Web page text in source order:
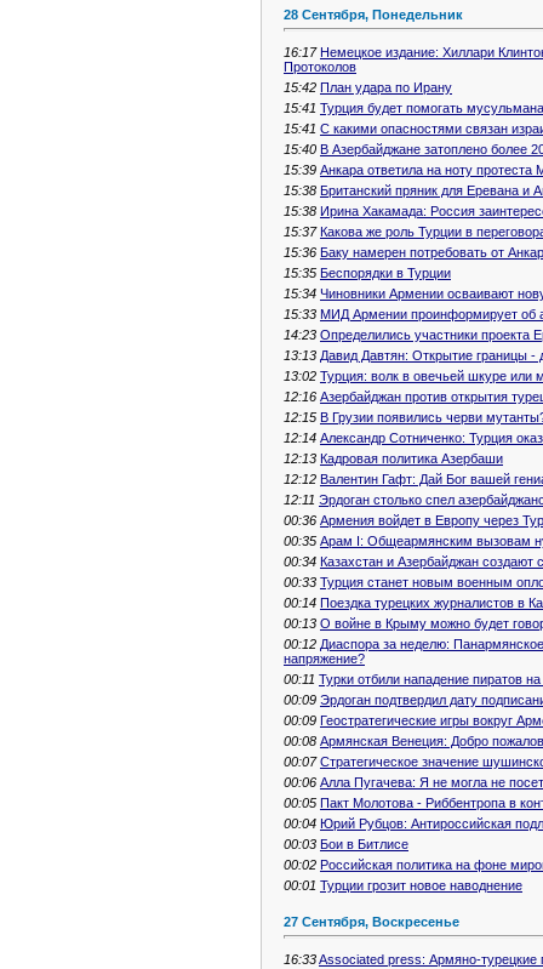
28 Сентября, Понедельник
16:17 Немецкое издание: Хиллари
Протоколов
15:42 План удара по Ирану
15:41 Турция будет помогать
15:41 С какими опасностями связан
15:40 В Азербайджане затоплено более
15:39 Анкара ответила на ноту
15:38 Британский пряник для Еревана и
15:38 Ирина Хакамада: Россия
15:37 Какова же роль Турции в
15:36 Баку намерен потребовать от
15:35 Беспорядки в Турции
15:34 Чиновники Армении осваивают
15:33 МИД Армении проинформирует об
14:23 Определились участники проекта
13:13 Давид Давтян: Открытие границы
13:02 Турция: волк в овечьей шкуре или
12:16 Азербайджан против открытия
12:15 В Грузии появились черви
12:14 Александр Сотниченко: Турция
12:13 Кадровая политика Азербаши
12:12 Валентин Гафт: Дай Бог вашей
12:11 Эрдоган столько спел
00:36 Армения войдет в Европу через
00:35 Арам I: Общеармянским вызовам
00:34 Казахстан и Азербайджан
00:33 Турция станет новым военным
00:14 Поездка турецких журналистов в
00:13 О войне в Крыму можно будет
00:12 Диаспора за неделю:
напряжение?
00:11 Турки отбили нападение пиратов
00:09 Эрдоган подтвердил дату
00:09 Геостратегические игры вокруг
00:08 Армянская Венеция: Добро
00:07 Стратегическое значение
00:06 Алла Пугачева: Я не могла не
00:05 Пакт Молотова - Риббентропа в
00:04 Юрий Рубцов: Антироссийская
00:03 Бои в Битлисе
00:02 Российская политика на фоне
00:01 Турции грозит новое наводнение
27 Сентября, Воскресенье
16:33Associated press: Армяно-турецкие